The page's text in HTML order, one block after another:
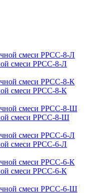
смеси РРСС-8-Л
смеси РРСС-8-К
смеси РРСС-8-Ш
смеси РРСС-6-Л
смеси РРСС-6-К